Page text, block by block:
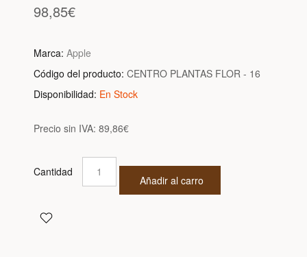
98,85€
Marca: Apple
Código del producto: CENTRO PLANTAS FLOR - 16
Disponibilidad: En Stock
Precio sin IVA: 89,86€
Cantidad
Añadir al carro